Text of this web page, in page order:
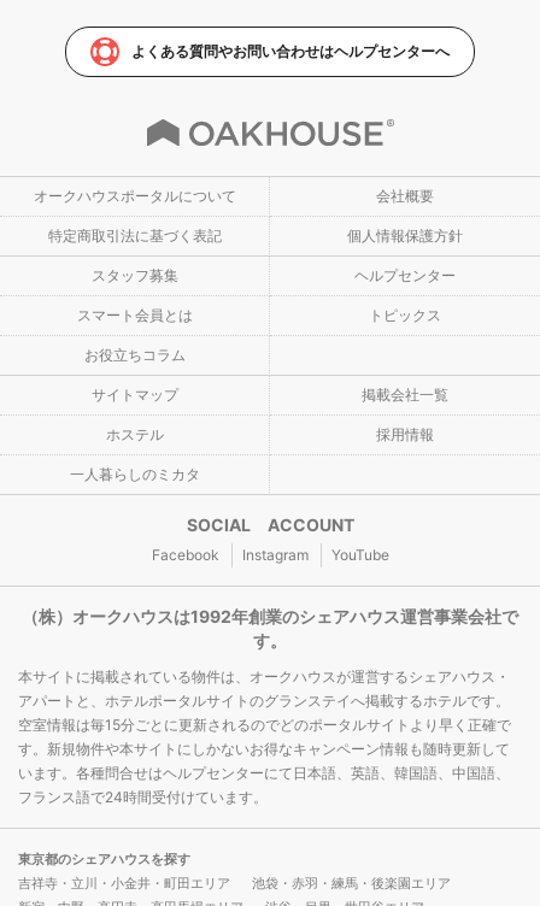
よくある質問やお問い合わせはヘルプセンターへ
オークハウスポータルについて 会社概要
特定商取引法に基づく表記 個人情報保護方針
スタッフ募集 ヘルプセンター
スマート会員とは トピックス
お役立ちコラム
サイトマップ 掲載会社一覧
ホステル 採用情報
一人暮らしのミカタ
SOCIAL ACCOUNT
Facebook Instagram YouTube
（株）オークハウスは1992年創業のシェアハウス運営事業会社で
す。
本サイトに掲載されている物件は、オークハウスが運営するシェアハウス・
アパートと、ホテルポータルサイトのグランステイへ掲載するホテルです。
空室情報は毎15分ごとに更新されるのでどのポータルサイトより早く正確で
す。新規物件や本サイトにしかないお得なキャンペーン情報も随時更新して
います。各種問合せはヘルプセンターにて日本語、英語、韓国語、中国語、
フランス語で24時間受付けています。
東京都のシェアハウスを探す
吉祥寺・立川・小金井・町田エリア
池袋・赤羽・練馬・後楽園エリア